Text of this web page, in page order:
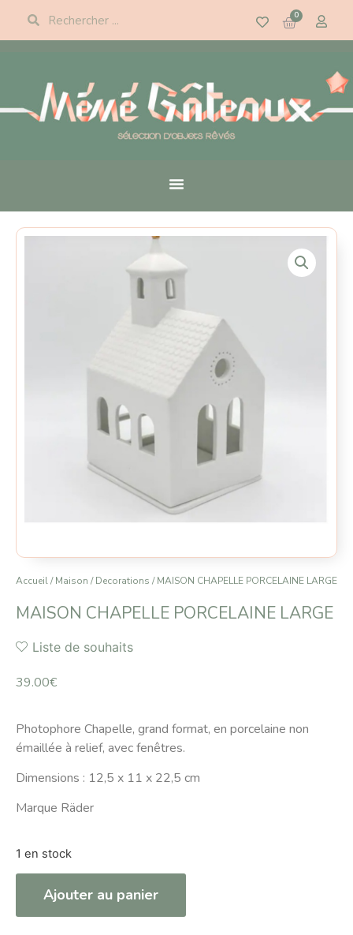
0
Accueil/Maison /Decorations / MAISON CHAPELLE PORCELAINE LARGE
MAISON CHAPELLE PORCELAINE LARGE
Liste de souhaits
39.00€
Photophore Chapelle, grand format, en porcelaine non
émaillée à relief, avec fenêtres.
Dimensions : 12,5 x 11 x 22,5 cm
Marque Räder
1 en stock
Ajouter au panier